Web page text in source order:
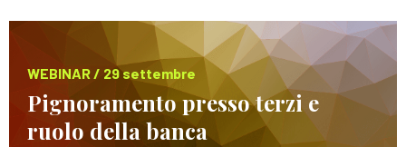
WEBINAR / 29 settembre
Pignoramento presso terzi e
ruolo della banca